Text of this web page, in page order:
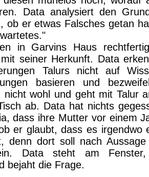
Data analysiert den
ob er etwas Falsches getan
in Garvins Haus
seiner Herkunft. Data
Talurs nicht auf
basieren und
nicht wohl und geht mit Talur
ab. Data hat nichts
dass ihre Mutter vor einem
er glaubt, dass es irgendwo
denn dort soll nach
Data steht am
bejaht die Frage.